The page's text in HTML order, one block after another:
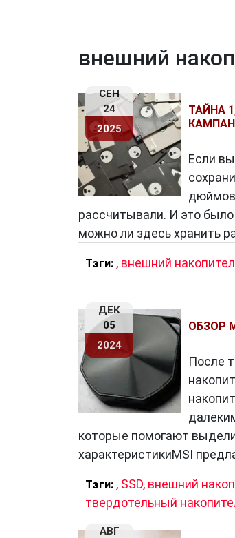
внешний
СЕН
24
2025
ТАЙНА
Если
рассчитывали. И это было
можно ли здесь хранить
Тэги: , внешний
ДЕК
05
2024
ОБЗОР
После
которые помогают
характеристикиMSI
Тэги: , SSD, внешний
твердотельный
АВГ